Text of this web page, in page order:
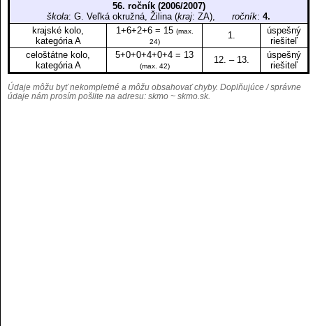
56. ročník (2006/2007)
škola: G. Veľká okružná, Žilina (kraj: ZA), ročník: 4.
krajské kolo,
kategória A
1+6+2+6 = 15 (max.
24)
1.
úspešný
riešiteľ
celoštátne kolo,
kategória A
5+0+0+4+0+4 = 13
(max. 42)
12. – 13.
úspešný
riešiteľ
Údaje môžu byť nekompletné a môžu obsahovať chyby. Doplňujúce / správne
údaje nám prosím pošlite na adresu: skmo ~ skmo.sk